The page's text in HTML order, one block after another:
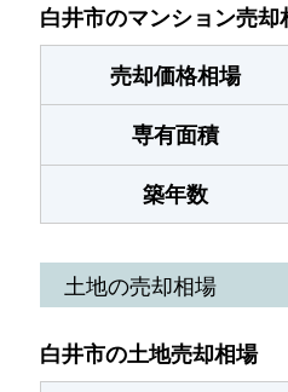
白井市のマンション売却
売却価格相場
専有面積
築年数
土地の売却相場
白井市の土地売却相場